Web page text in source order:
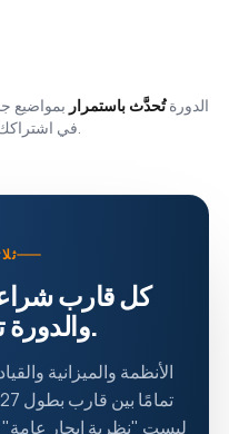
الدورةتُحدَّث باستمرار بمواضيع
في اشتراكك دون رسوم إضافية.
كل قارب
والدورة تريك ثلاثة منها.
الأنظمة والميزانية
ليست "نظرية إبحار